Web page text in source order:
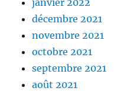
décembre 2021
novembre 2021
octobre 2021
septembre 2021
août 2021